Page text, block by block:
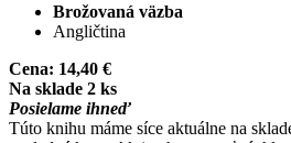
Brožovaná väzba
Angličtina
Cena: 14,40 €
Na sklade 2 ks
Posielame ihneď
Túto knihu máme síce aktuálne na